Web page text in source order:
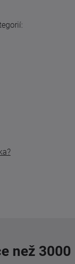
než 3000